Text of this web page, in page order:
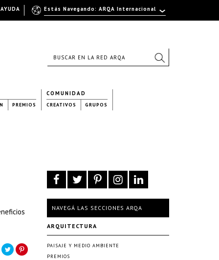
PREMIOS
COMUNIDAD
CREATIVOS GRUPOS
NAVEGÁ LAS SECCIONES ARQA
ARQUITECTURA
PAISAJE Y MEDIO AMBIENTE
PREMIOS
Estás Navegando: ARQA Internacional
AYUDA